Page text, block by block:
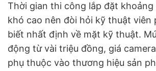
Thời gian thi công lắp đặt
khó cao nên đòi hỏi kỹ thuật viên
biết nhất định về mặt kỹ thuật.
động từ vài triệu đồng, giá
phụ thuộc vào thương hiệu sản